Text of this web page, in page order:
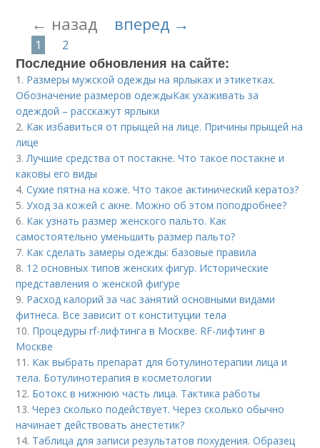
← назад вперед →
1 2
Последние обновления на сайте:
1. Размеры мужской одежды на ярлыках и этикетках.
Обозначение размеров одеждыКак ухаживать за
одеждой – расскажут ярлыки
2. Как избавиться от прыщей на лице. Причины прыщей на
лице
3.Лучшие средства от постакне. Что такое постакне и
каковы его виды
4.Сухие пятна на коже. Что такое актинический кератоз?
5.Уход за кожей с акне. Можно об этом поподробнее?
6. Как узнать размер женского пальто. Как
самостоятельно уменьшить размер пальто?
7. Как сделать замеры одежды: базовые правила
8. 12 основных типов женских фигур. Исторические
представления о женской фигуре
9. Расход калорий за час занятий основными видами
фитнеса. Все зависит от конституции тела
10. Процедуры rf-лифтинга в Москве. RF-лифтинг в
Москве
11. Как выбрать препарат для ботулинотерапии лица и
тела. Ботулинотерапия в косметологии
12. Ботокс в нижнюю часть лица. Тактика работы
13.Через сколько подействует. Через сколько обычно
начинает действовать анестетик?
14. Таблица для записи результатов похудения. Образец